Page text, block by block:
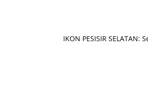
IKON PESISIR